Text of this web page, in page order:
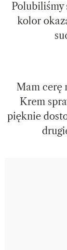
Polubiliśmy
kolor
Mam cerę
Krem
pięknie